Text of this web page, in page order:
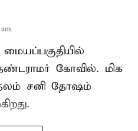
கோவில். மிக
சனி தோஷம்